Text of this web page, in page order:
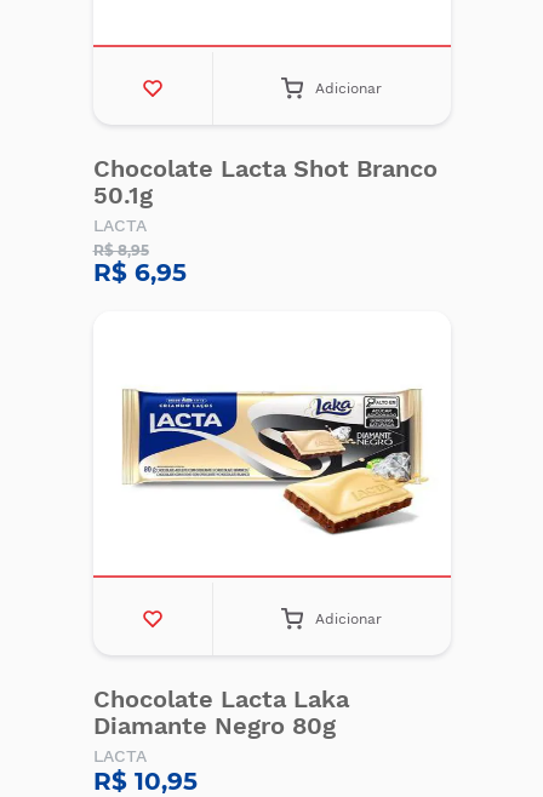
Adicionar
Chocolate Lacta Shot Branco
50.1g
LACTA
R$ 8,95
R$ 6,95
Adicionar
Chocolate Lacta Laka
Diamante Negro 80g
LACTA
R$ 10,95